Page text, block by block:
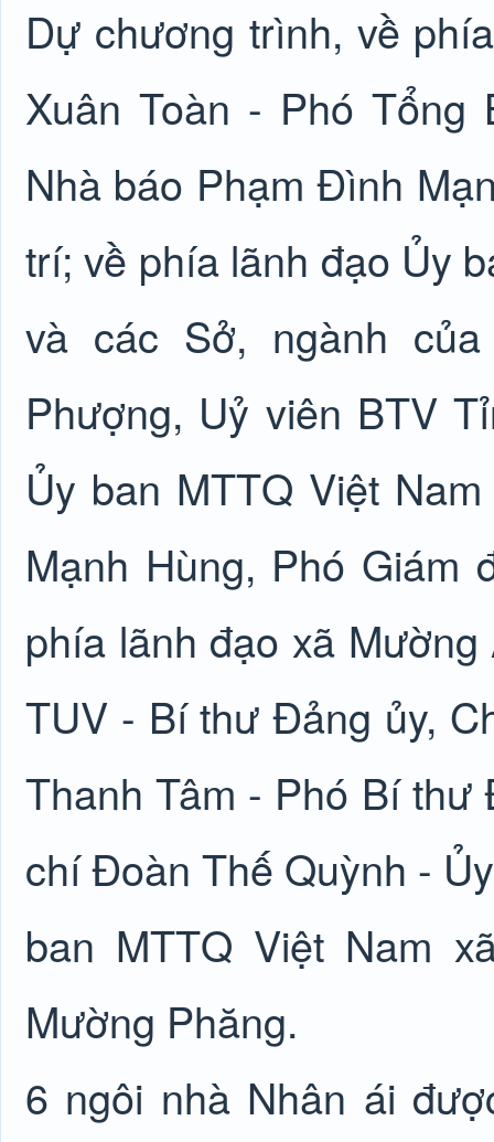
Dự chương trình, về
Xuân Toàn - Phó
Nhà báo Phạm Đình
trí; về phía lãnh đạo Ủy
và các Sở, ngành
Phượng, Uỷ viên BTV
Ủy ban MTTQ Việt
Mạnh Hùng, Phó
phía lãnh đạo xã
TUV - Bí thư Đảng ủy,
Thanh Tâm - Phó Bí thư
chí Đoàn Thế Quỳnh -
ban MTTQ Việt Nam
Mường Phăng.
6 ngôi nhà Nhân ái